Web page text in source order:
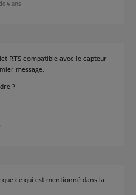
4 ans
RTS compatible avec le capteur
message.
?
ce qui est mentionné dans la